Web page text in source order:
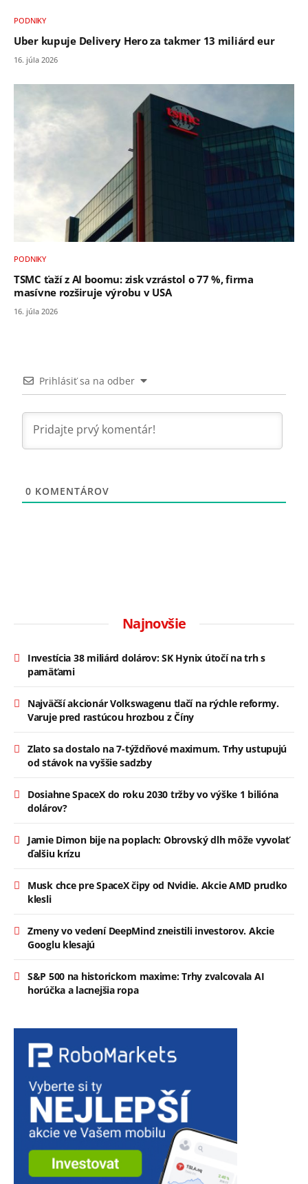
PODNIKY
Uber kupuje Delivery Hero za takmer 13 miliárd eur
16. júla 2026
PODNIKY
TSMC ťaží z AI boomu: zisk vzrástol o 77 %, firma
masívne rozširuje výrobu v USA
16. júla 2026
Prihlásiť sa na odber
0 KOMENTÁROV
Najnovšie
Investícia 38 miliárd dolárov: SK Hynix útočí na trh s
pamäťami
Najväčší akcionár Volkswagenu tlačí na rýchle reformy.
Varuje pred rastúcou hrozbou z Číny
Zlato sa dostalo na 7-týždňové maximum. Trhy ustupujú
od stávok na vyššie sadzby
Dosiahne SpaceX do roku 2030 tržby vo výške 1 bilióna
dolárov?
Jamie Dimon bije na poplach: Obrovský dlh môže vyvolať
ďalšiu krízu
Musk chce pre SpaceX čipy od Nvidie. Akcie AMD prudko
klesli
Zmeny vo vedení DeepMind zneistili investorov. Akcie
Googlu klesajú
S&P 500 na historickom maxime: Trhy zvalcovala AI
horúčka a lacnejšia ropa